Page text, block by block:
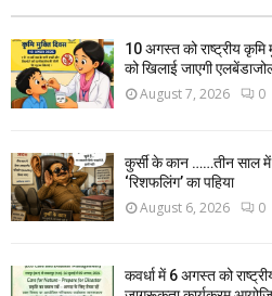
10 अगस्त को राष्ट्रीय
को खिलाई जाएगी
August 7, 2026 0
कुर्सी के कान ……तीन साल में
‘रिशफलिंग’ का पहिया
August 6, 2026 0
कवर्धा में 6 अगस्त को